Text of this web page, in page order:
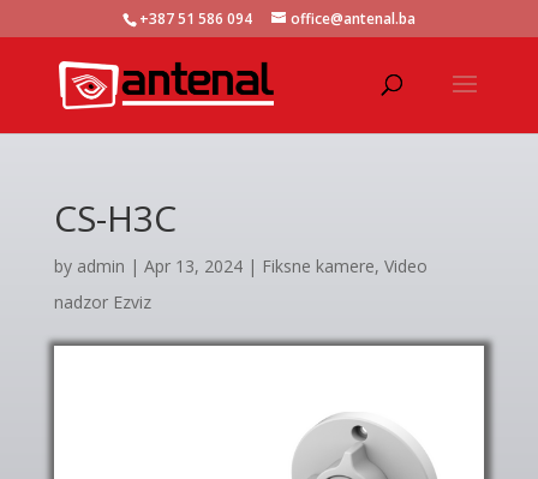
+387 51 586 094 office@antenal.ba
CS-H3C
by admin | Apr 13, 2024| Fiksne kamere, Video
nadzor Ezviz